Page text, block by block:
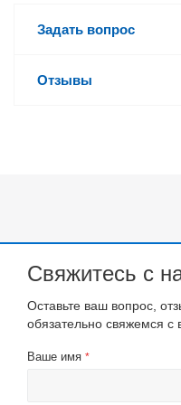
Задать вопрос
Отзывы
Свяжитесь с
Оставьте ваш вопрос,
обязательно свяжемся
Ваше имя *